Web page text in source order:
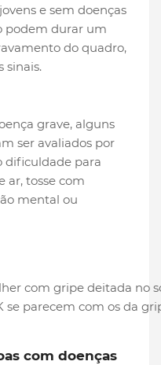
e sem doenças
podem durar um
do quadro,
sinais.
grave, alguns
ser avaliados por
dificuldade para
ar, tosse com
mental ou
se parecem com os da
com doenças